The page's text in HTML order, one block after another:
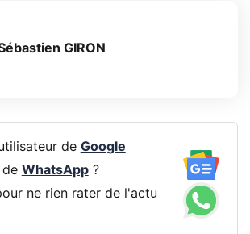
GIRON
de Google
WhatsApp?
ne rien rater de l'actu